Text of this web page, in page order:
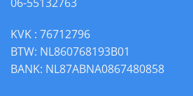
KVK : 76712796
BTW: NL860768193B01
BANK: NL87ABNA0867480858